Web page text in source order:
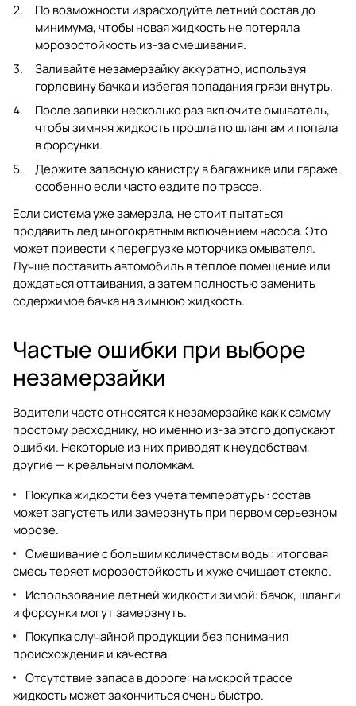
По возможности израсходуйте летний состав до
минимума, чтобы новая жидкость не потеряла
морозостойкость из-за смешивания.
Заливайте незамерзайку аккуратно, используя
горловину бачка и избегая попадания грязи внутрь.
После заливки несколько раз включите омыватель,
чтобы зимняя жидкость прошла по шлангам и попала
в форсунки.
Держите запасную канистру в багажнике или гараже,
особенно если часто ездите по трассе.
Если система уже замерзла, не стоит пытаться
продавить лед многократным включением насоса. Это
может привести к перегрузке моторчика омывателя.
Лучше поставить автомобиль в теплое помещение или
дождаться оттаивания, а затем полностью заменить
содержимое бачка на зимнюю жидкость.
Частые ошибки при выборе
незамерзайки
Водители часто относятся к незамерзайке как к самому
простому расходнику, но именно из-за этого допускают
ошибки. Некоторые из них приводят к неудобствам,
другие — к реальным поломкам.
Покупка жидкости без учета температуры: состав
может загустеть или замерзнуть при первом серьезном
морозе.
Смешивание с большим количеством воды: итоговая
смесь теряет морозостойкость и хуже очищает стекло.
Использование летней жидкости зимой: бачок, шланги
и форсунки могут замерзнуть.
Покупка случайной продукции без понимания
происхождения и качества.
Отсутствие запаса в дороге: на мокрой трассе
жидкость может закончиться очень быстро.